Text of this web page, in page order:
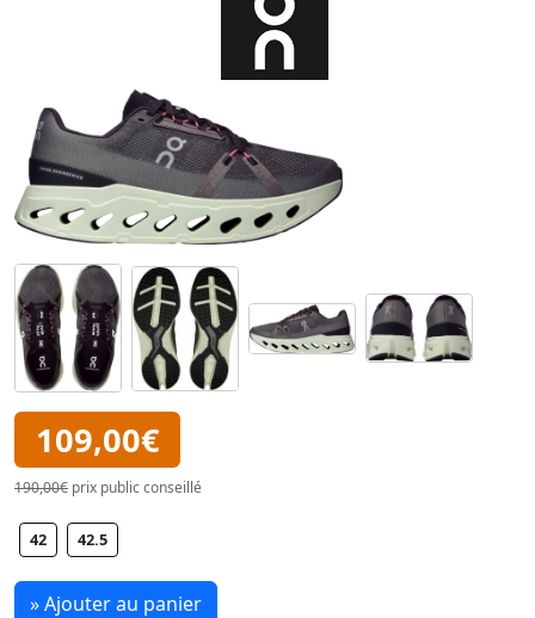
109,00€
190,00€ prix public conseillé
42 42.5
» Ajouter au panier